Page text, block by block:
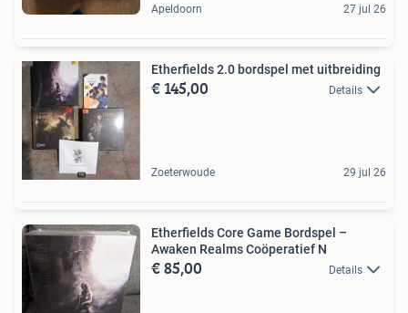
Apeldoorn 27 jul 26
Etherfields 2.0 bordspel met uitbreiding
€ 145,00 Details
Zoeterwoude 29 jul 26
Etherfields Core Game Bordspel –
Awaken Realms Coöperatief N
€ 85,00 Details